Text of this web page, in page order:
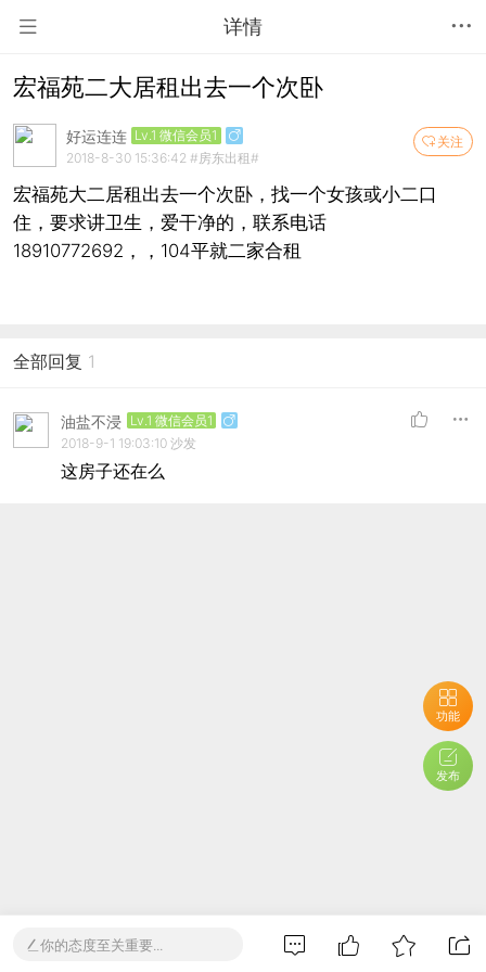
详情
功能
发布
宏福苑二大居租出去一个次卧
关注
好运连连 Lv.1 微信会员1
2018-8-30 15:36:42 #房东出租#
宏福苑大二居租出去一个次卧，找一个女孩或小二口
住，要求讲卫生，爱干净的，联系电话
18910772692，，104平就二家合租
全部回复 1
油盐不浸 Lv.1 微信会员1
2018-9-1 19:03:10 沙发
这房子还在么
你的态度至关重要...